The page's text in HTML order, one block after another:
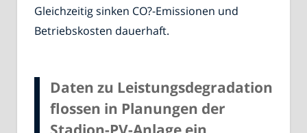
Gleichzeitig sinken CO?-Emissionen und
Betriebskosten dauerhaft.
Daten zu Leistungsdegradation
flossen in Planungen der